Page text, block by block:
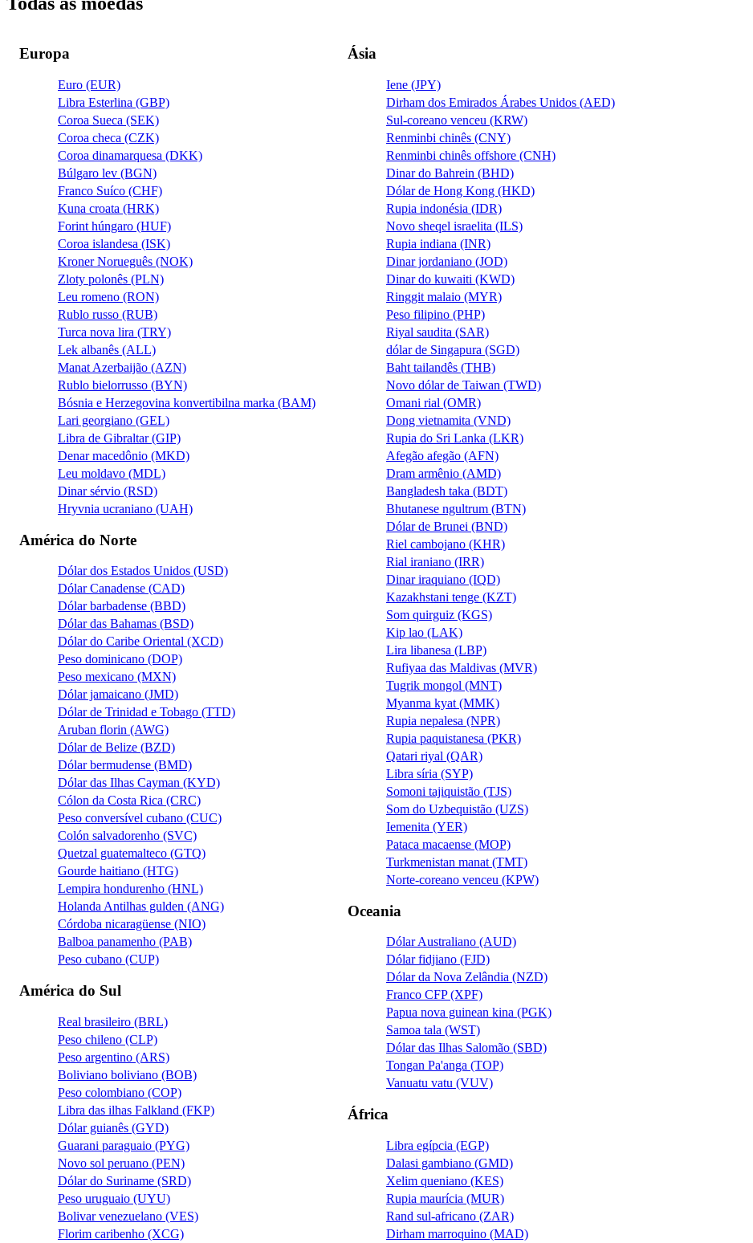
Europa
Euro (EUR)
Libra Esterlina (GBP)
Coroa Sueca (SEK)
Coroa checa (CZK)
Coroa dinamarquesa (DKK)
Búlgaro lev (BGN)
Franco Suíco (CHF)
Kuna croata (HRK)
Forint húngaro (HUF)
Coroa islandesa (ISK)
Kroner Norueguês (NOK)
Zloty polonês (PLN)
Leu romeno (RON)
Rublo russo (RUB)
Turca nova lira (TRY)
Lek albanês (ALL)
Manat Azerbaijão (AZN)
Rublo bielorrusso (BYN)
Bósnia e Herzegovina konvertibilna marka (BAM)
Lari georgiano (GEL)
Libra de Gibraltar (GIP)
Denar macedônio (MKD)
Leu moldavo (MDL)
Dinar sérvio (RSD)
Hryvnia ucraniano (UAH)
América do Norte
Dólar dos Estados Unidos (USD)
Dólar Canadense (CAD)
Dólar barbadense (BBD)
Dólar das Bahamas (BSD)
Dólar do Caribe Oriental (XCD)
Peso dominicano (DOP)
Peso mexicano (MXN)
Dólar jamaicano (JMD)
Dólar de Trinidad e Tobago (TTD)
Aruban florin (AWG)
Dólar de Belize (BZD)
Dólar bermudense (BMD)
Dólar das Ilhas Cayman (KYD)
Cólon da Costa Rica (CRC)
Peso conversível cubano (CUC)
Colón salvadorenho (SVC)
Quetzal guatemalteco (GTQ)
Gourde haitiano (HTG)
Lempira hondurenho (HNL)
Holanda Antilhas gulden (ANG)
Córdoba nicaragüense (NIO)
Balboa panamenho (PAB)
Peso cubano (CUP)
América do Sul
Real brasileiro (BRL)
Peso chileno (CLP)
Peso argentino (ARS)
Boliviano boliviano (BOB)
Peso colombiano (COP)
Libra das ilhas Falkland (FKP)
Dólar guianês (GYD)
Guarani paraguaio (PYG)
Novo sol peruano (PEN)
Dólar do Suriname (SRD)
Peso uruguaio (UYU)
Bolivar venezuelano (VES)
Florim caribenho (XCG)
Ásia
Iene (JPY)
Dirham dos Emirados Árabes Unidos (AED)
Sul-coreano venceu (KRW)
Renminbi chinês (CNY)
Renminbi chinês offshore (CNH)
Dinar do Bahrein (BHD)
Dólar de Hong Kong (HKD)
Rupia indonésia (IDR)
Novo sheqel israelita (ILS)
Rupia indiana (INR)
Dinar jordaniano (JOD)
Dinar do kuwaiti (KWD)
Ringgit malaio (MYR)
Peso filipino (PHP)
Riyal saudita (SAR)
dólar de Singapura (SGD)
Baht tailandês (THB)
Novo dólar de Taiwan (TWD)
Omani rial (OMR)
Dong vietnamita (VND)
Rupia do Sri Lanka (LKR)
Afegão afegão (AFN)
Dram armênio (AMD)
Bangladesh taka (BDT)
Bhutanese ngultrum (BTN)
Dólar de Brunei (BND)
Riel cambojano (KHR)
Rial iraniano (IRR)
Dinar iraquiano (IQD)
Kazakhstani tenge (KZT)
Som quirguiz (KGS)
Kip lao (LAK)
Lira libanesa (LBP)
Rufiyaa das Maldivas (MVR)
Tugrik mongol (MNT)
Myanma kyat (MMK)
Rupia nepalesa (NPR)
Rupia paquistanesa (PKR)
Qatari riyal (QAR)
Libra síria (SYP)
Somoni tajiquistão (TJS)
Som do Uzbequistão (UZS)
Iemenita (YER)
Pataca macaense (MOP)
Turkmenistan manat (TMT)
Norte-coreano venceu (KPW)
Oceania
Dólar Australiano (AUD)
Dólar fidjiano (FJD)
Dólar da Nova Zelândia (NZD)
Franco CFP (XPF)
Papua nova guinean kina (PGK)
Samoa tala (WST)
Dólar das Ilhas Salomão (SBD)
Tongan Pa'anga (TOP)
Vanuatu vatu (VUV)
África
Libra egípcia (EGP)
Dalasi gambiano (GMD)
Xelim queniano (KES)
Rupia maurícia (MUR)
Rand sul-africano (ZAR)
Dirham marroquino (MAD)